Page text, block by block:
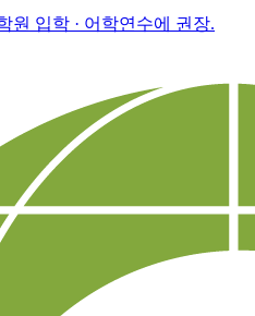
원 입학 · 어학연수에 권장.